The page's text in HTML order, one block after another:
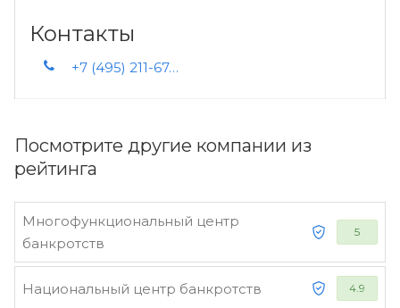
Посмотрите другие компании из
рейтинга
Многофункциональный центр
банкротств
5
Национальный центр банкротств 4.9
Контакты
+7 (495) 211-67-61